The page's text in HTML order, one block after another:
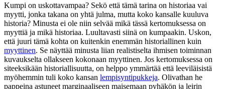
Kumpi on uskottavampaa? Sekö että tämä tarina on historiaa vai
myytti, jonka takana on yhtä julma, mutta koko kansalle kuuluva
historia? Minusta ei ole niin selvää mikä tässä kertomuksessa on
myyttiä ja mikä historiaa. Luultavasti siinä on kumpaakin. Uskon,
että juuri tämä kohta on kuitenkin enemmän historiallinen kuin
myyttinen. Se näyttää minusta liian realistiselta ihmisen toiminnan
kuvaukselta ollakseen kokonaan myyttinen. Jos kertomuksessa on
siteeksikään historiallisuutta, on helppo ymmärtää että leeviläisistä
myöhemmin tuli koko kansan lempisyntipukkeja. Olivathan he
pappeina astuneet marginaaliseen maisemaan pyhäkön ja leirin